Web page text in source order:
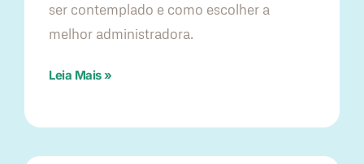
ser contemplado e como escolher a
melhor administradora.
Leia Mais »